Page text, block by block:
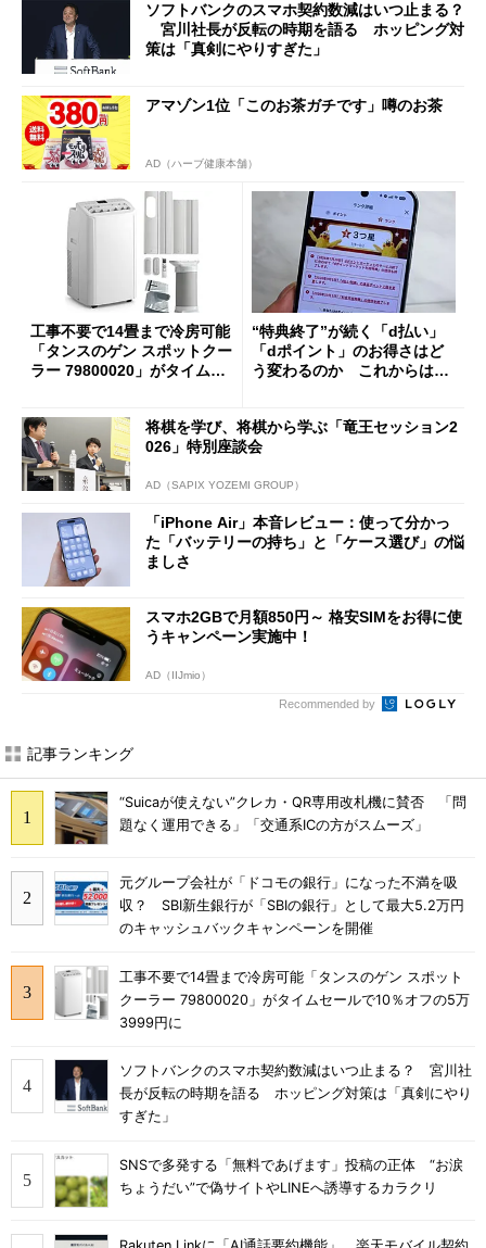
ソフトバンクのスマホ契約数減はいつ止まる？
宮川社長が反転の時期を語る ホッピング対
策は「真剣にやりすぎた」
アマゾン1位「このお茶ガチです」噂のお茶
AD（ハーブ健康本舗）
工事不要で14畳まで冷房可能
「タンスのゲン スポットクー
ラー 79800020」がタイムセ
“特典終了”が続く「d払い」
「dポイント」のお得さはど
う変わるのか これからは
将棋を学び、将棋から学ぶ「竜王セッション2
026」特別座談会
AD（SAPIX YOZEMI GROUP）
「iPhone Air」本音レビュー：使って分かっ
た「バッテリーの持ち」と「ケース選び」の悩
ましさ
スマホ2GBで月額850円～ 格安SIMをお得に使
うキャンペーン実施中！
AD（IIJmio）
Recommended by
記事ランキング
“Suicaが使えない”クレカ・QR専用改札機に賛否 「問
題なく運用できる」「交通系ICの方がスムーズ」
元グループ会社が「ドコモの銀行」になった不満を吸
収？ SBI新生銀行が「SBIの銀行」として最大5.2万円
のキャッシュバックキャンペーンを開催
工事不要で14畳まで冷房可能「タンスのゲン スポット
クーラー 79800020」がタイムセールで10％オフの5万
3999円に
ソフトバンクのスマホ契約数減はいつ止まる？ 宮川社
長が反転の時期を語る ホッピング対策は「真剣にやり
すぎた」
SNSで多発する「無料であげます」投稿の正体 “お涙
ちょうだい”で偽サイトやLINEへ誘導するカラクリ